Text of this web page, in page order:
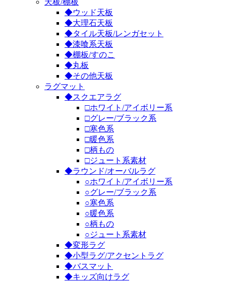
天板/棚板
◆ウッド天板
◆大理石天板
◆タイル天板/レンガセット
◆漆喰系天板
◆棚板/すのこ
◆丸板
◆その他天板
ラグマット
◆スクエアラグ
□ホワイト/アイボリー系
□グレー/ブラック系
□寒色系
□暖色系
□柄もの
□ジュート系素材
◆ラウンド/オーバルラグ
○ホワイト/アイボリー系
○グレー/ブラック系
○寒色系
○暖色系
○柄もの
○ジュート系素材
◆変形ラグ
◆小型ラグ/アクセントラグ
◆バスマット
◆キッズ向けラグ